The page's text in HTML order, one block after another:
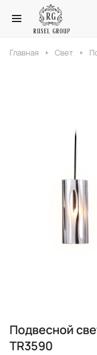
Главная Свет
Подвесной
TR3590